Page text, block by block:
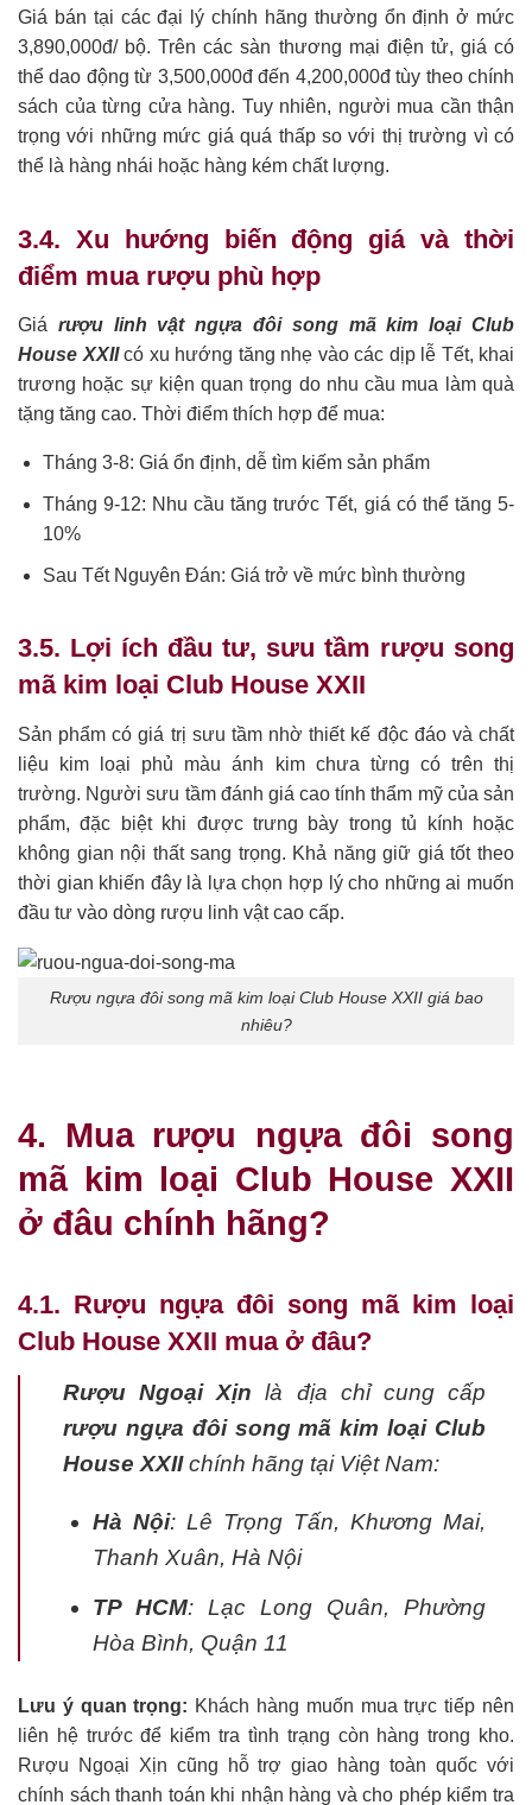
Giá bán tại các đại lý chính hãng thường ổn định ở mức
3,890,000đ/ bộ. Trên các sàn thương mại điện tử, giá có
thể dao động từ 3,500,000đ đến 4,200,000đ tùy theo chính
sách của từng cửa hàng. Tuy nhiên, người mua cần thận
trọng với những mức giá quá thấp so với thị trường vì có
thể là hàng nhái hoặc hàng kém chất lượng.
3.4. Xu hướng biến động giá và thời
điểm mua rượu phù hợp
Giá rượu linh vật ngựa đôi song mã kim loại Club
House XXIIcó xu hướng tăng nhẹ vào các dịp lễ Tết, khai
trương hoặc sự kiện quan trọng do nhu cầu mua làm quà
tặng tăng cao. Thời điểm thích hợp để mua:
Tháng 3-8: Giá ổn định, dễ tìm kiếm sản phẩm
Tháng 9-12: Nhu cầu tăng trước Tết, giá có thể tăng 5-
10%
Sau Tết Nguyên Đán: Giá trở về mức bình thường
3.5. Lợi ích đầu tư, sưu tầm rượu song
mã kim loại Club House XXII
Sản phẩm có giá trị sưu tầm nhờ thiết kế độc đáo và chất
liệu kim loại phủ màu ánh kim chưa từng có trên thị
trường. Người sưu tầm đánh giá cao tính thẩm mỹ của sản
phẩm, đặc biệt khi được trưng bày trong tủ kính hoặc
không gian nội thất sang trọng. Khả năng giữ giá tốt theo
thời gian khiến đây là lựa chọn hợp lý cho những ai muốn
đầu tư vào dòng rượu linh vật cao cấp.
Rượu ngựa đôi song mã kim loại Club House XXII giá bao
nhiêu?
4. Mua rượu ngựa đôi song
mã kim loại Club House XXII
ở đâu chính hãng?
4.1. Rượu ngựa đôi song mã kim loại
Club House XXII mua ở đâu?
Rượu Ngoại Xịn là địa chỉ cung cấp
rượu ngựa đôi song mã kim loại Club
House XXIIchính hãng tại Việt Nam:
Hà Nội: Lê Trọng Tấn, Khương Mai,
Thanh Xuân, Hà Nội
TP HCM: Lạc Long Quân, Phường
Hòa Bình, Quận 11
Lưu ý quan trọng: Khách hàng muốn mua trực tiếp nên
liên hệ trước để kiểm tra tình trạng còn hàng trong kho.
Rượu Ngoại Xịn cũng hỗ trợ giao hàng toàn quốc với
chính sách thanh toán khi nhận hàng và cho phép kiểm tra